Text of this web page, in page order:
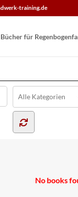
training.de
Bücher für
No books